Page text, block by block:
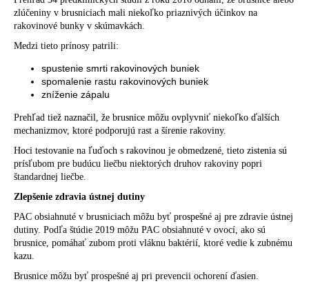
zlúčeniny v brusniciach mali niekoľko priaznivých účinkov na
rakovinové bunky v skúmavkách.
Medzi tieto prínosy patrili:
spustenie smrti rakovinových buniek
spomalenie rastu rakovinových buniek
zníženie zápalu
Prehľad tiež naznačil, že brusnice môžu ovplyvniť niekoľko ďalších
mechanizmov, ktoré podporujú rast a šírenie rakoviny.
Hoci testovanie na ľuďoch s rakovinou je obmedzené, tieto zistenia sú
prísľubom pre budúcu liečbu niektorých druhov rakoviny popri
štandardnej liečbe.
Zlepšenie zdravia ústnej dutiny
PAC obsiahnuté v brusniciach môžu byť prospešné aj pre zdravie ústnej
dutiny. Podľa štúdie 2019 môžu PAC obsiahnuté v ovocí, ako sú
brusnice, pomáhať zubom proti vláknu baktérií, ktoré vedie k zubnému
kazu.
Brusnice môžu byť prospešné aj pri prevencii ochorení ďasien.